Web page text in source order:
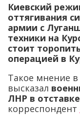
Киевский
оттягивания
армии с
техники на
стоит
операцией в
Такое мнение
высказал
ЛНР в
корреспондент